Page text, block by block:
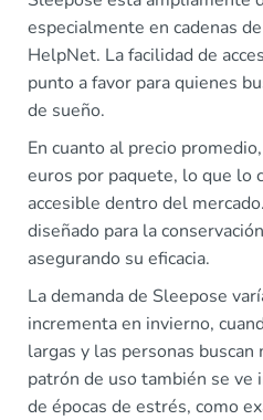
especialmente en cadenas
HelpNet. La facilidad de
punto a favor para quienes
de sueño.
En cuanto al precio
euros por paquete, lo que lo
accesible dentro del
diseñado para la
asegurando su eficacia.
La demanda de Sleepose
incrementa en invierno,
largas y las personas
patrón de uso también se
de épocas de estrés, como